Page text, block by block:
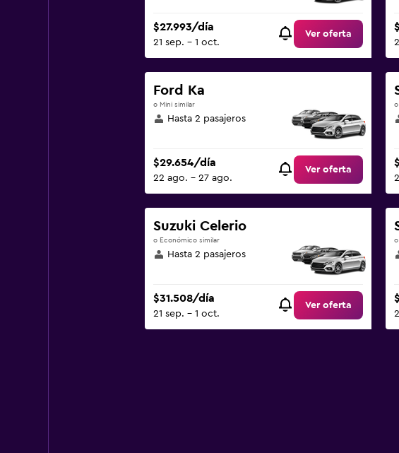
$27.993/día
21 sep. - 1 oct.
Ver oferta
Ford Ka
o Mini similar
Hasta 2 pasajeros
$29.654/día
22 ago. - 27 ago.
Ver oferta
o
Suzuki Celerio
o Económico similar
Hasta 2 pasajeros
$31.508/día
21 sep. - 1 oct.
Ver oferta
o